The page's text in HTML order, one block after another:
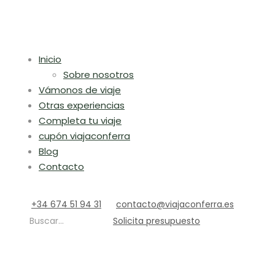
Inicio
Sobre nosotros
Vámonos de viaje
Otras experiencias
Completa tu viaje
cupón viajaconferra
Blog
Contacto
+34 674 51 94 31
contacto@viajaconferra.es
Buscar...
Solicita presupuesto